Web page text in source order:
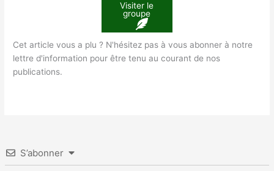
Visiter le
groupe
Cet article vous a plu ? N'hésitez pas à vous abonner à notre
lettre d'information pour être tenu au courant de nos
publications.
S’abonner